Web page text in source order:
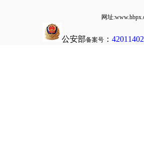
网址
公安部备案号 ：